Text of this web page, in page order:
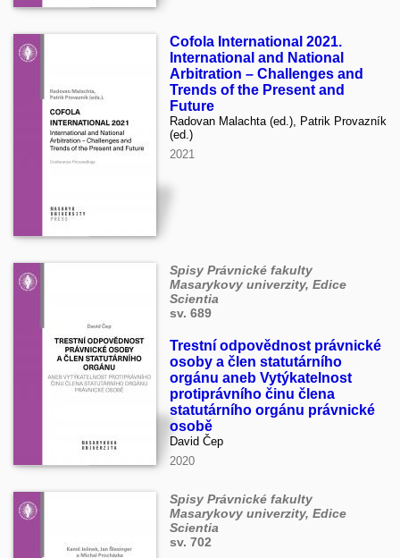
Cofola International 2021.
International and National
Arbitration – Challenges and
Trends of the Present and
Future
Radovan Malachta (ed.), Patrik Provazník
(ed.)
2021
Spisy Právnické fakulty
Masarykovy univerzity, Edice
Scientia
sv. 689
Trestní odpovědnost právnické
osoby a člen statutárního
orgánu aneb Vytýkatelnost
protiprávního činu člena
statutárního orgánu právnické
osobě
David Čep
2020
Spisy Právnické fakulty
Masarykovy univerzity, Edice
Scientia
sv. 702